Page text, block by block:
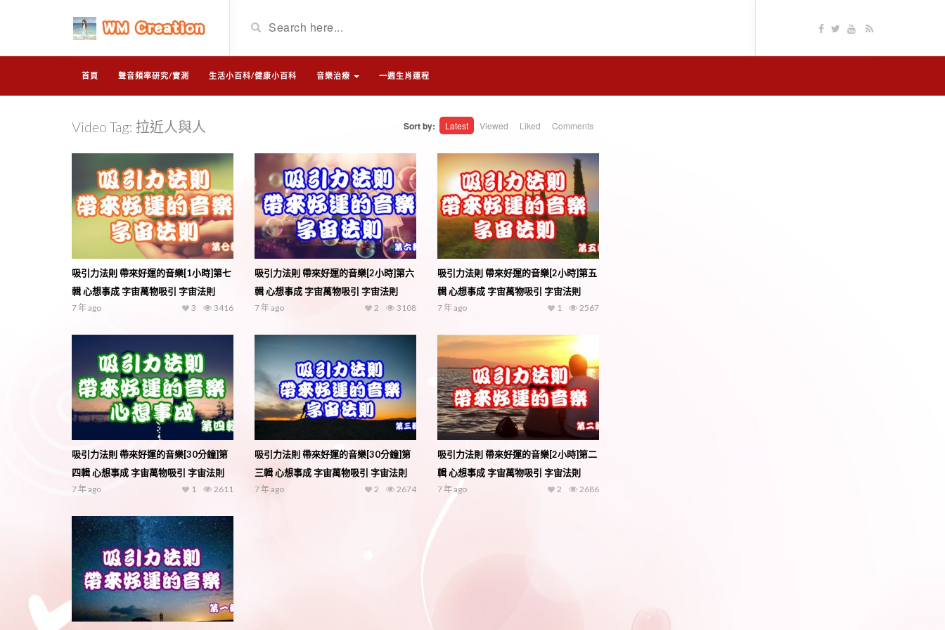
首頁 聲音頻率研究/實測 生活小百科/健康小百科 音樂治療 一週生肖運程
Video Tag: 拉近人與人 Sort by: Latest Viewed Liked Comments
吸引力法則 帶來好運的音樂[1小時]第七
輯 心想事成 字宙萬物吸引 字宙法則
7 年 ago 3416
3
吸引力法則 帶來好運的音樂[2小時]第六
輯 心想事成 字宙萬物吸引 字宙法則
7 年 ago 3108
2
吸引力法則 帶來好運的音樂[2小時]第五
輯 心想事成 字宙萬物吸引 字宙法則
7 年 ago 2567
1
吸引力法則 帶來好運的音樂[30分鐘]第
四輯 心想事成 字宙萬物吸引 字宙法則
7 年 ago 2611
1
吸引力法則 帶來好運的音樂[30分鐘]第
三輯 心想事成 字宙萬物吸引 字宙法則
7 年 ago 2674
2
吸引力法則 帶來好運的音樂[2小時]第二
輯 心想事成 字宙萬物吸引 字宙法則
7 年 ago 2686
2